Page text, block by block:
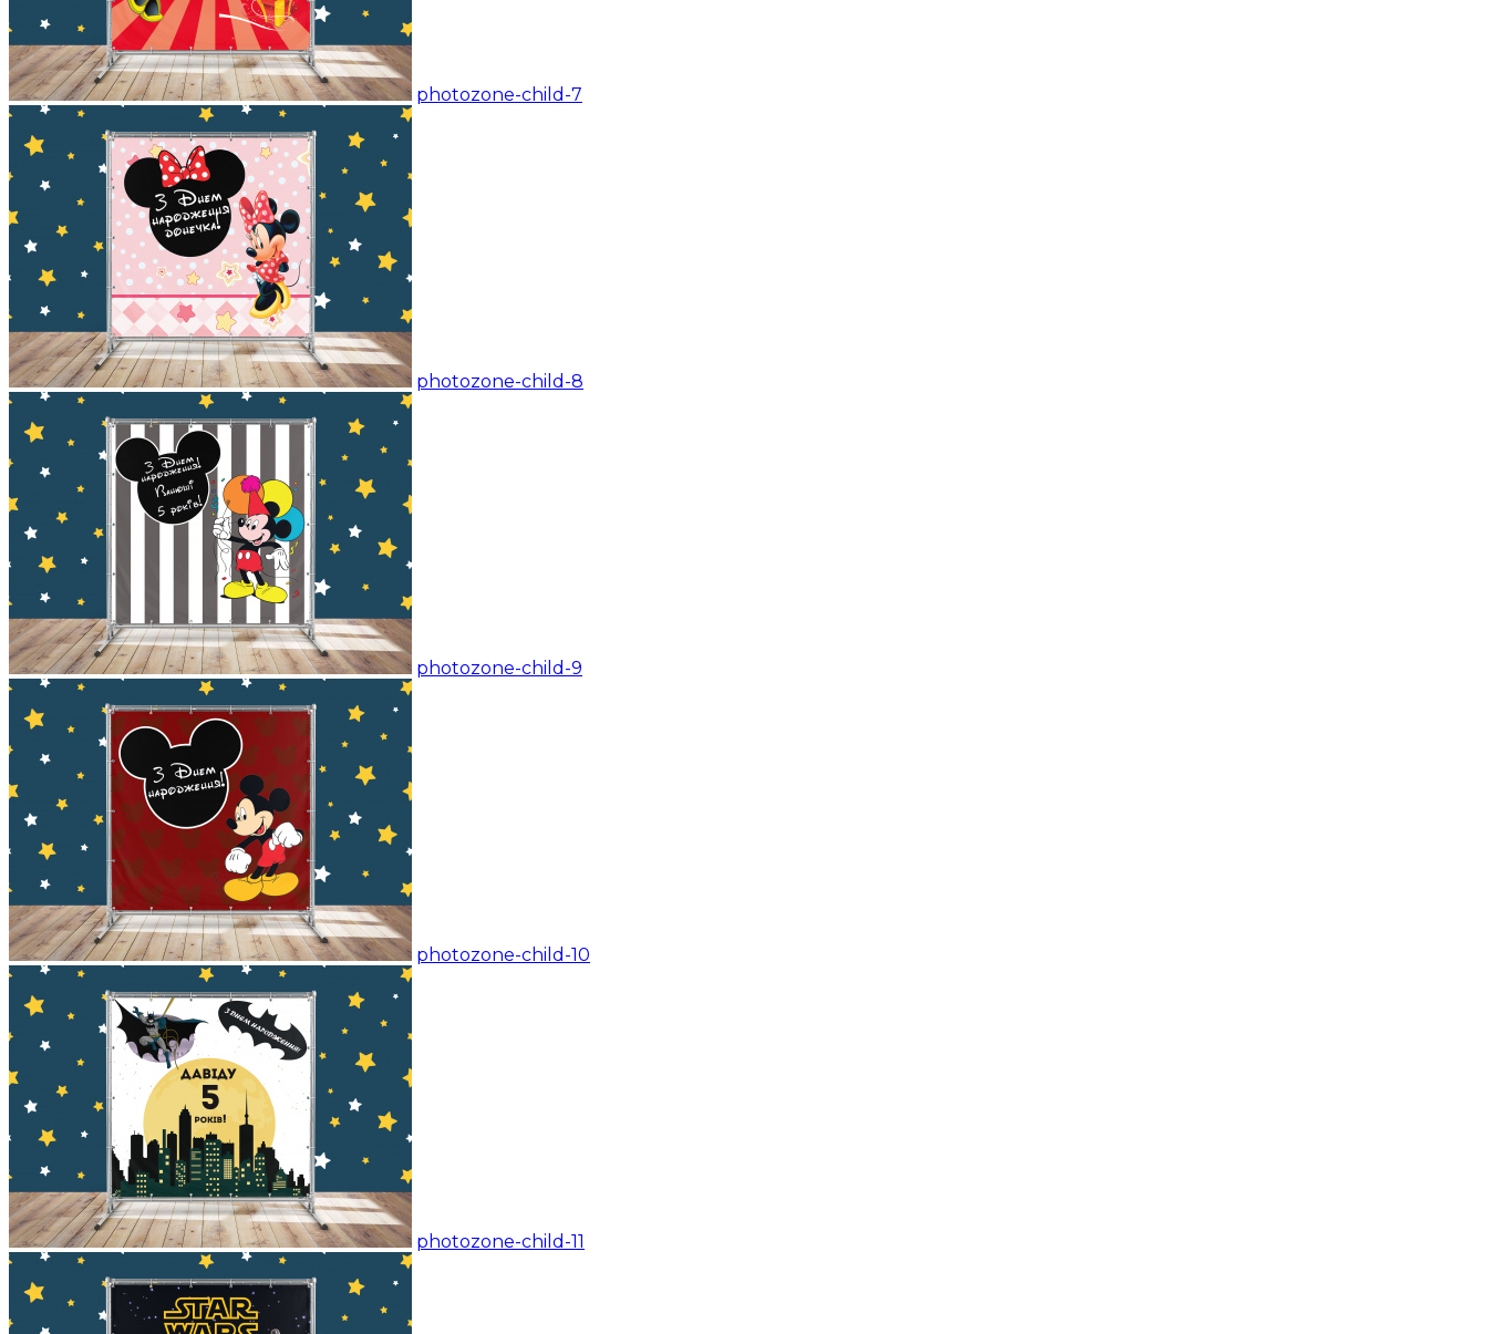
photozone-child-7
photozone-child-8
photozone-child-9
photozone-child-10
photozone-child-11